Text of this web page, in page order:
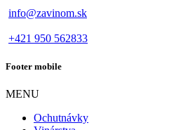
info@zavinom.sk
+421 950 562833
Footer mobile
MENU
Ochutnávky